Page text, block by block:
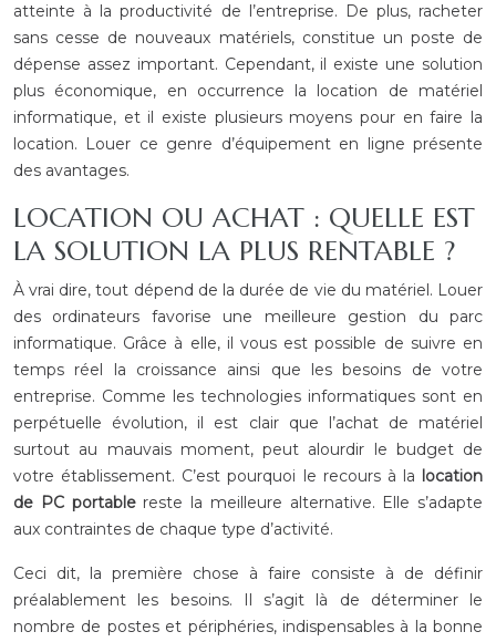
atteinte à la productivité de l’entreprise. De plus, racheter
sans cesse de nouveaux matériels, constitue un poste de
dépense assez important. Cependant, il existe une solution
plus économique, en occurrence la location de matériel
informatique, et il existe plusieurs moyens pour en faire la
location. Louer ce genre d’équipement en ligne présente
des avantages.
LOCATION OU ACHAT : QUELLE EST
LA SOLUTION LA PLUS RENTABLE ?
À vrai dire, tout dépend de la durée de vie du matériel. Louer
des ordinateurs favorise une meilleure gestion du parc
informatique. Grâce à elle, il vous est possible de suivre en
temps réel la croissance ainsi que les besoins de votre
entreprise. Comme les technologies informatiques sont en
perpétuelle évolution, il est clair que l’achat de matériel
surtout au mauvais moment, peut alourdir le budget de
votre établissement. C’est pourquoi le recours à la location
de PC portablereste la meilleure alternative. Elle s’adapte
aux contraintes de chaque type d’activité.
Ceci dit, la première chose à faire consiste à de définir
préalablement les besoins. Il s’agit là de déterminer le
nombre de postes et périphéries, indispensables à la bonne